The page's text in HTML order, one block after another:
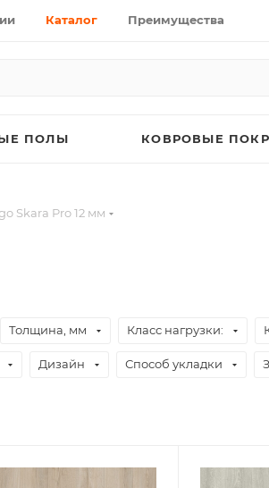
Каталог Преимущества
ПОЛЫ КОВРОВЫЕ
Skara Pro 12 мм
Толщина, мм Класс нагрузки:
Дизайн Способ укладки